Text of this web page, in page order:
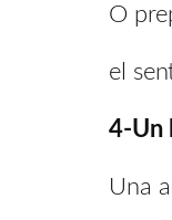
O
el
4-Un
Una